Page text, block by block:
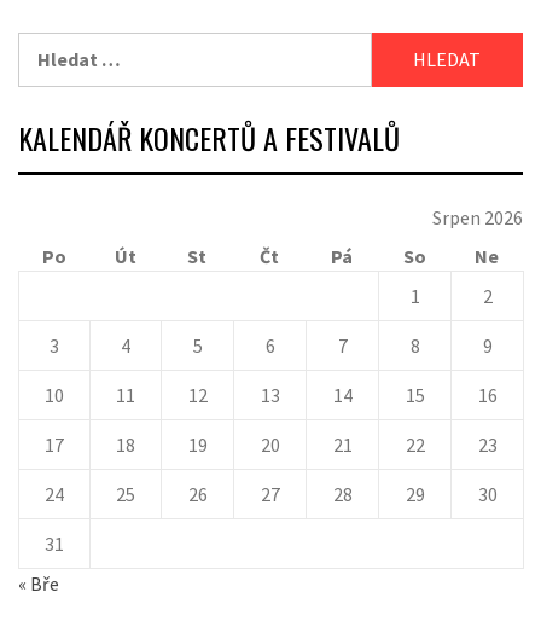
KALENDÁŘ KONCERTŮ A FESTIVALŮ
Srpen 2026
Po
Út St Čt Pá So
Ne
1
2
3 4 5 6 7 8 9
10 11 12 13 14 15 16
17 18 19 20 21 22 23
24 25 26 27 28 29 30
31
« Bře